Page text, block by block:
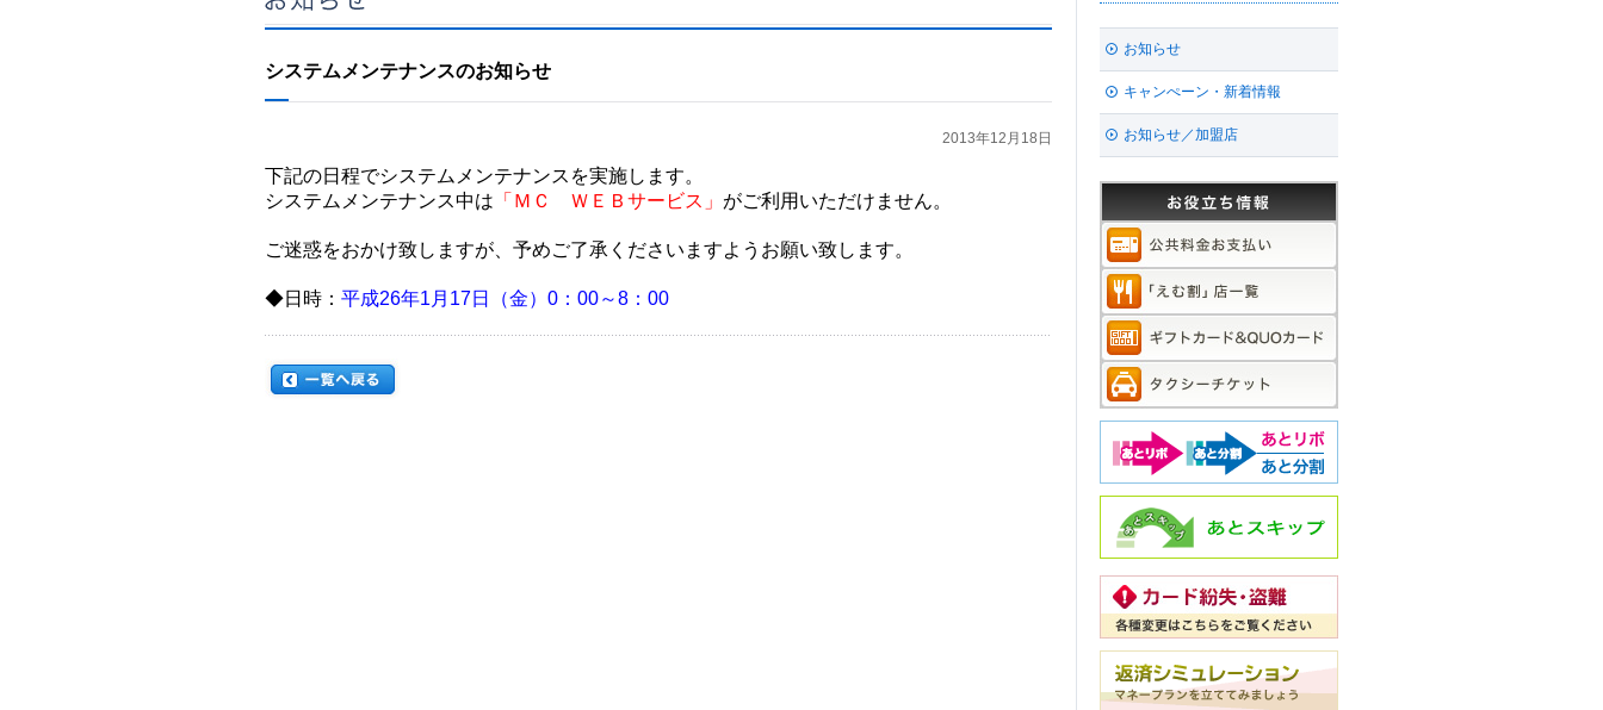
システムメンテナンスのお知らせ
2013年12月18日
下記の日程でシステムメンテナンスを実施します。
システムメンテナンス中は 「ＭＣ ＷＥＢサービス」 がご利用いただけません。
ご迷惑をおかけ致しますが、予めご了承くださいますようお願い致します。
◆日時： 平成26年1月17日（金）0：00～8：00
お知らせ
キャンぺーン・新着情報
お知らせ／加盟店